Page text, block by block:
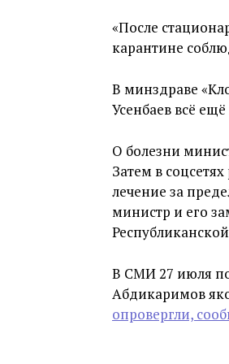
«После
карантине
В минздраве
Усенбаев всё
О болезни
Затем в
лечение за
министр и его
В СМИ 27 июля
Абдикаримов
опровергли,